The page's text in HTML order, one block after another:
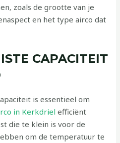
zoals de grootte van je
en het type airco dat
CAPACITEIT
is essentieel om
in Kerkdriel efficiënt
die te klein is voor de
om de temperatuur te